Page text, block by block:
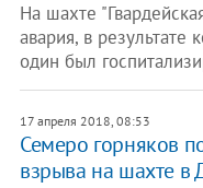
На шахте
авария, в результате
один был
17 апреля 2018, 08:53
Семеро горняков
взрыва на шахте в